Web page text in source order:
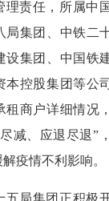
理责任，所属中
局集团、中铁二
设集团、中国铁
本控股集团等公
租商户详细情况
减、应退尽退”
疫情不利影响。